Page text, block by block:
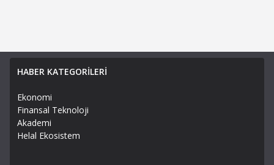
HABER KATEGORİLERİ
Ekonomi
Finansal Teknoloji
Akademi
Helal Ekosistem